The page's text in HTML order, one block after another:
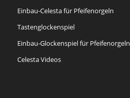
Einbau-Celesta für Pfeifenorgeln
Tastenglockenspiel
Einbau-Glockenspiel für Pfeifenorgeln
Celesta Videos